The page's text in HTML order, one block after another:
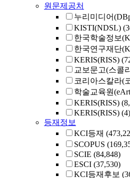
원문제공처
누리미디어
KISTI(NDSL)
한국학술정보
한국연구재단
KERIS(RISS)
교보문고(스콜
코리아스칼라(
학술교육원
KERIS(RISS)
KERIS(RISS) (4)
등재정보
KCI등재
SCOPUS
SCIE (84,848)
ESCI (37,530)
KCI등재후보